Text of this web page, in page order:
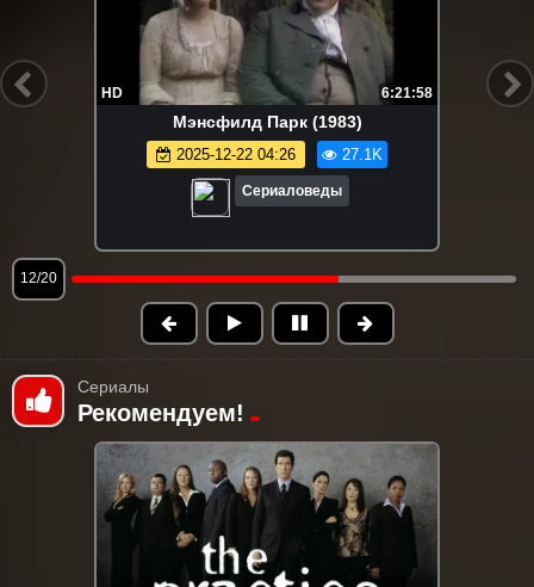
HD 12:00:00
Дикая роза (1987 – 1988) Серии 1-30
2026-02-02 04:06
Сериаловеды
13/20
Сериалы
Рекомендуем!